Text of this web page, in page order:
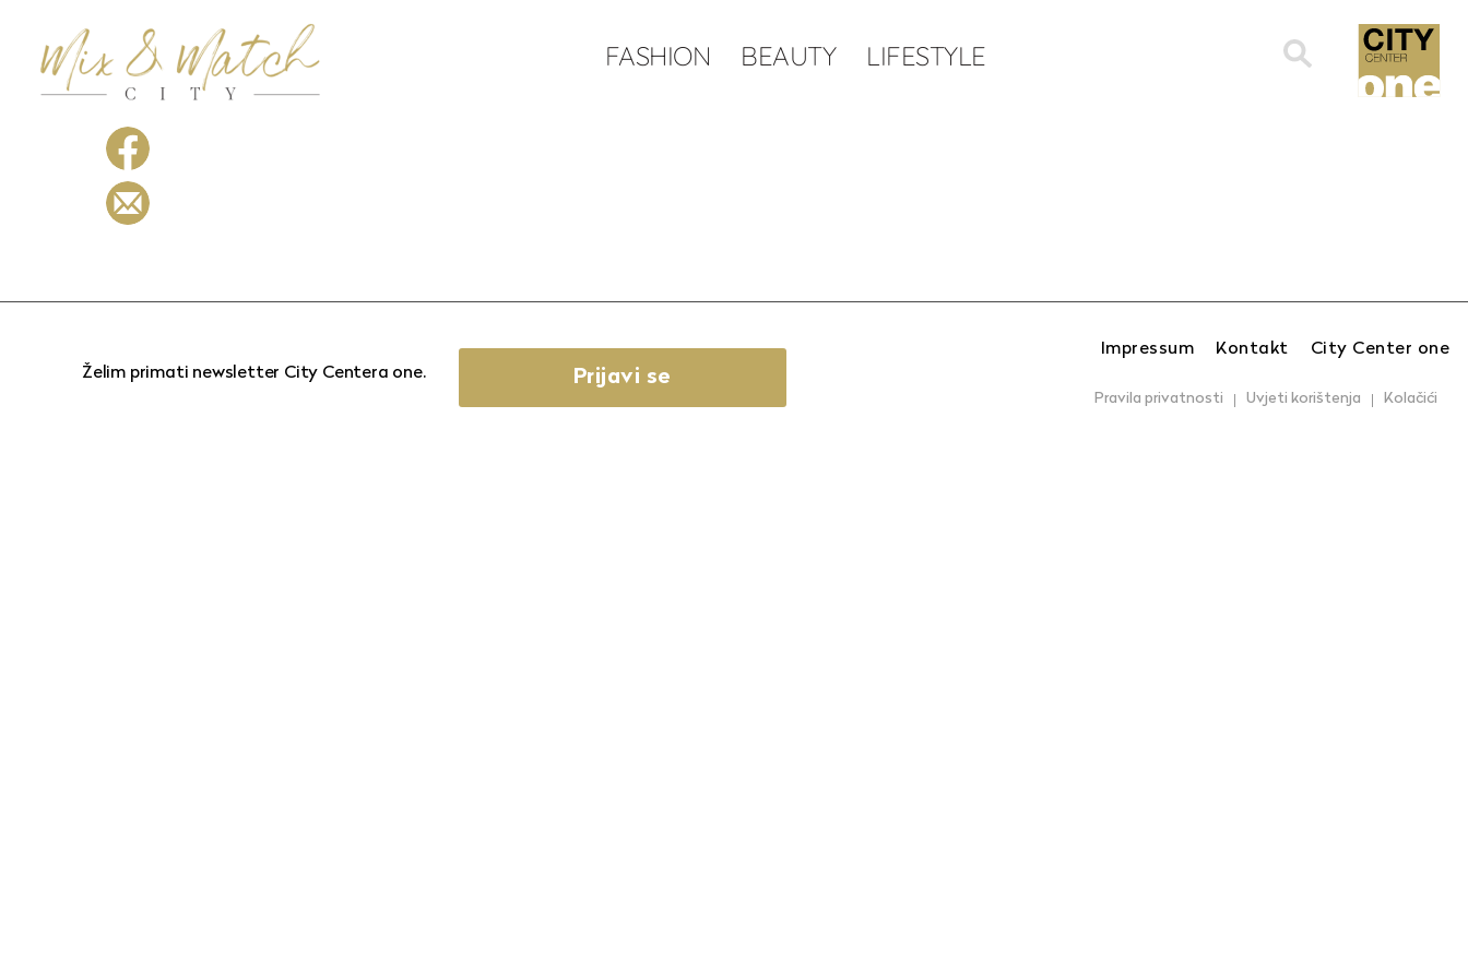
Search
for:
FASHION BEAUTY LIFESTYLE
Želim primati newsletter City Centera one. Prijavi se
Impressum Kontakt City Center one
Pravila privatnosti Uvjeti korištenja Kolačići